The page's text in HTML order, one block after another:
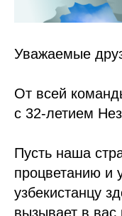
Уважаемые
От всей
с 32-летием
Пусть наша
процветанию и
узбекистанцу
вызывает в вас